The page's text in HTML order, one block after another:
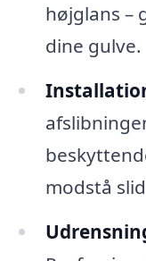
højglans –
dine gulve.
modstå